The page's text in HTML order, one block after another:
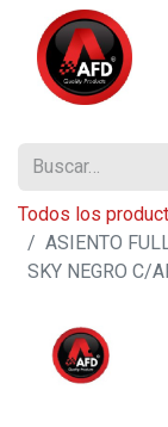
Todos los
ASIENTO
SKY NEGRO C/